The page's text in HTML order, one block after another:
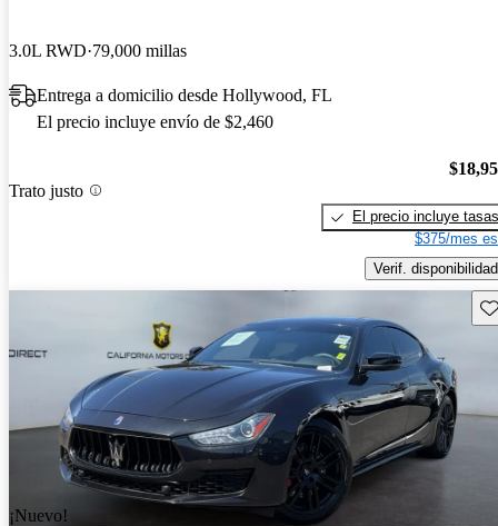
3.0L RWD 79,000 millas
Entrega a domicilio desde Hollywood, FL
El precio incluye envío de $2,460
Trato justo
El precio incluye tasas
$375/mes
Verif. disponibilidad
¡Nuevo!